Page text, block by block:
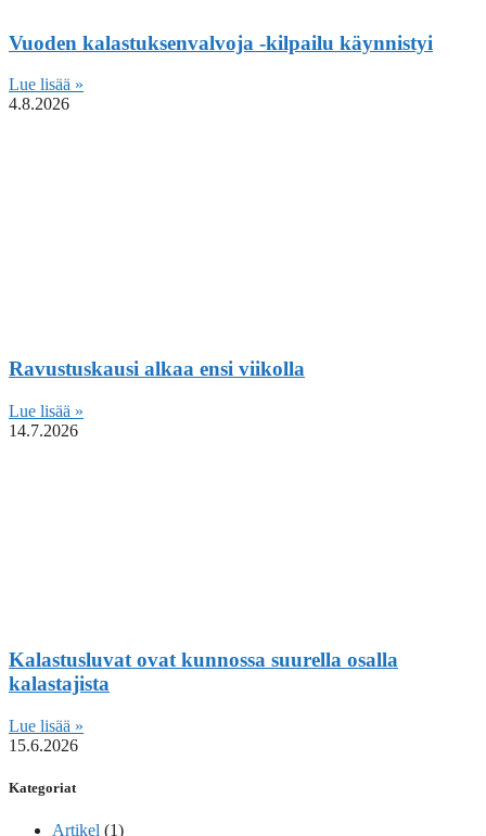
Vuoden kalastuksenvalvoja -kilpailu käynnistyi
Lue lisää »
4.8.2026
Ravustuskausi alkaa ensi viikolla
Lue lisää »
14.7.2026
Kalastusluvat ovat kunnossa suurella osalla
kalastajista
Lue lisää »
15.6.2026
Kategoriat
Artikel (1)